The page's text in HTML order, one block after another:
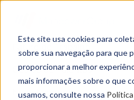
Este site usa cookies para
sobre sua navegação para que
proporcionar a melhor
mais informações sobre o que
usamos, consulte nossa
Gestão de Talentos
Novo Emprego